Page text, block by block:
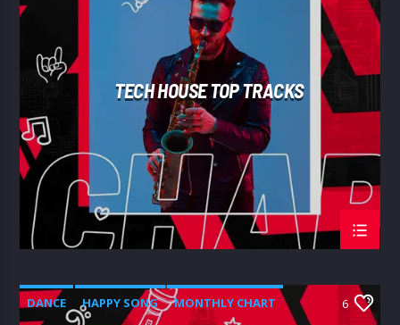
TECH HOUSE TOP TRACKS
DANCE HAPPY SONG
MONTHLY CHART
6